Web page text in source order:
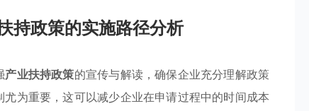
持政策的实施路径分析
产业扶持政策的宣传与解读，确保企业充分理解政策
为重要，这可以减少企业在申请过程中的时间成本